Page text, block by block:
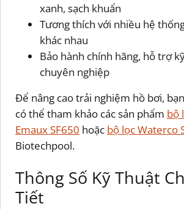
xanh, sạch khuẩn
Tương thích với nhiều hệ
khác nhau
Bảo hành chính hãng, hỗ trợ
chuyên nghiệp
Để nâng cao trải nghiệm hồ bơi,
có thể tham khảo các sản phẩm bộ
Emaux SF650 hoặc bộ lọc Waterco
Biotechpool.
Thông Số Kỹ Thuật
Tiết